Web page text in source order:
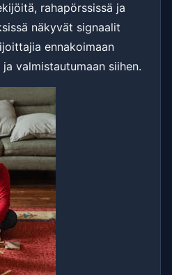
rahapörssissä ja
näkyvät signaalit
ennakoimaan
valmistautumaan siihen.